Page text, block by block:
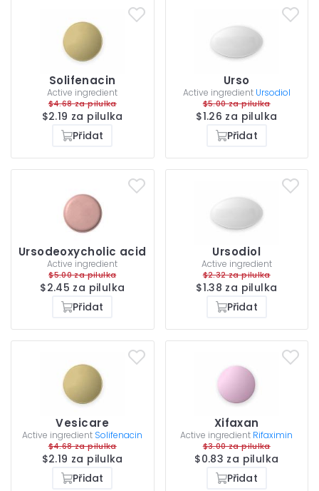
Solifenacin
Active ingredient
$4.68 za pilulka
$2.19 za pilulka
Přidat
Urso
Active ingredient Ursodiol
$5.00 za pilulka
$1.26 za pilulka
Přidat
Ursodeoxycholic acid
Active ingredient
$5.00 za pilulka
$2.45 za pilulka
Přidat
Ursodiol
Active ingredient
$2.32 za pilulka
$1.38 za pilulka
Přidat
Vesicare
Active ingredient Solifenacin
$4.68 za pilulka
$2.19 za pilulka
Přidat
Xifaxan
Active ingredient Rifaximin
$3.00 za pilulka
$0.83 za pilulka
Přidat